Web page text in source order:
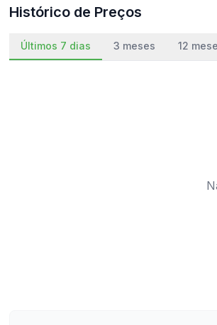
Histórico de Preços
Últimos 7 dias 3 meses 12